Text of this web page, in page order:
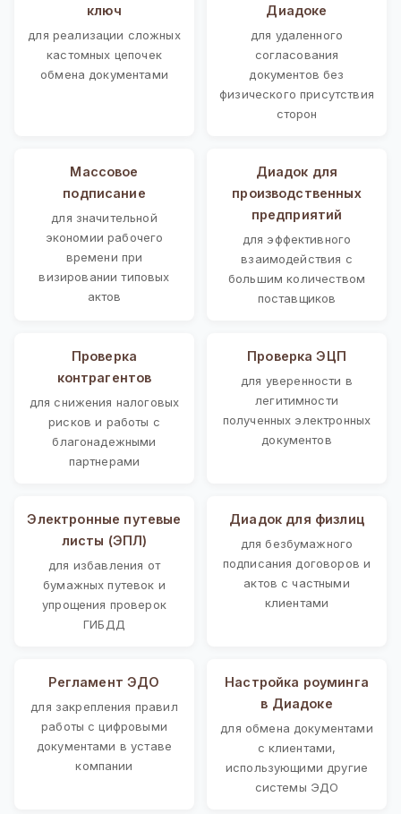
ключ
для реализации сложных
кастомных цепочек
обмена документами
Диадоке
для удаленного
согласования
документов без
физического присутствия
сторон
Массовое
подписание
для значительной
экономии рабочего
времени при
визировании типовых
актов
Диадок для
производственных
предприятий
для эффективного
взаимодействия с
большим количеством
поставщиков
Проверка
контрагентов
для снижения налоговых
рисков и работы с
благонадежными
партнерами
Проверка ЭЦП
для уверенности в
легитимности
полученных электронных
документов
Электронные путевые
листы (ЭПЛ)
для избавления от
бумажных путевок и
упрощения проверок
ГИБДД
Диадок для физлиц
для безбумажного
подписания договоров и
актов с частными
клиентами
Регламент ЭДО
для закрепления правил
работы с цифровыми
документами в уставе
компании
Настройка роуминга
в Диадоке
для обмена документами
с клиентами,
использующими другие
системы ЭДО